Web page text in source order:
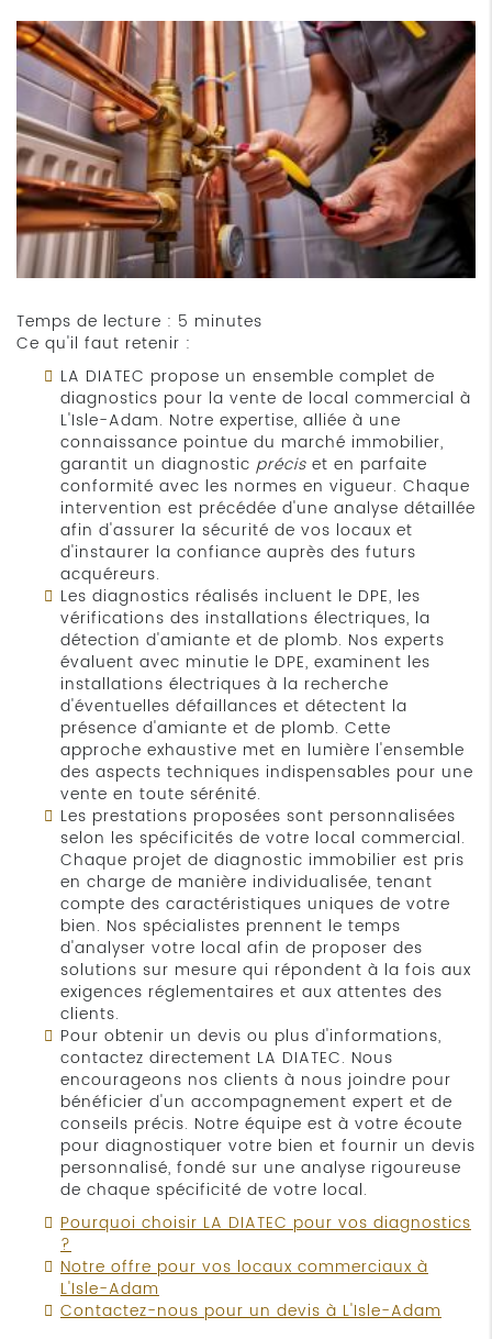
Temps de lecture : 5 minutes
Ce qu'il faut retenir :
LA DIATEC propose un ensemble complet de
diagnostics pour la vente de local commercial à
L'Isle-Adam. Notre expertise, alliée à une
connaissance pointue du marché immobilier,
garantit un diagnostic précis et en parfaite
conformité avec les normes en vigueur. Chaque
intervention est précédée d'une analyse détaillée
afin d'assurer la sécurité de vos locaux et
d'instaurer la confiance auprès des futurs
acquéreurs.
Les diagnostics réalisés incluent le DPE, les
vérifications des installations électriques, la
détection d'amiante et de plomb. Nos experts
évaluent avec minutie le DPE, examinent les
installations électriques à la recherche
d'éventuelles défaillances et détectent la
présence d'amiante et de plomb. Cette
approche exhaustive met en lumière l'ensemble
des aspects techniques indispensables pour une
vente en toute sérénité.
Les prestations proposées sont personnalisées
selon les spécificités de votre local commercial.
Chaque projet de diagnostic immobilier est pris
en charge de manière individualisée, tenant
compte des caractéristiques uniques de votre
bien. Nos spécialistes prennent le temps
d'analyser votre local afin de proposer des
solutions sur mesure qui répondent à la fois aux
exigences réglementaires et aux attentes des
clients.
Pour obtenir un devis ou plus d'informations,
contactez directement LA DIATEC. Nous
encourageons nos clients à nous joindre pour
bénéficier d'un accompagnement expert et de
conseils précis. Notre équipe est à votre écoute
pour diagnostiquer votre bien et fournir un devis
personnalisé, fondé sur une analyse rigoureuse
de chaque spécificité de votre local.
Pourquoi choisir LA DIATEC pour vos diagnostics
?
Notre offre pour vos locaux commerciaux à
L'Isle-Adam
Contactez-nous pour un devis à L'Isle-Adam